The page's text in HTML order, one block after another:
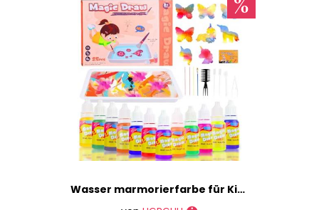
Wasser marmorierfarbe für Kinder, 12 Farben Bastelset Basteln Kinder ab 6 Jahre, Kunsthandwerk Geschenke Mädchen Junge 6 7 8 9 10 11 jahre, Malaktivität DIY kreative Kunstpädagogische Spielzeuge